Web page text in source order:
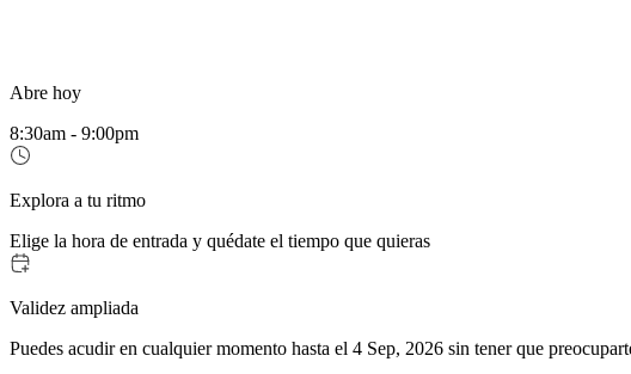
Abre hoy
8:30am - 9:00pm
Explora a tu ritmo
Elige la hora de entrada y quédate el tiempo que quieras
Validez ampliada
Puedes acudir en cualquier momento hasta el 4 Sep, 2026 sin tener que